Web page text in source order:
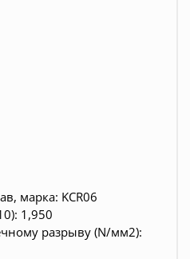
марка: KCR06
1,950
разрыву (N/мм2):